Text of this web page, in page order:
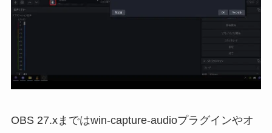
OBS 27.xまではwin-capture-audioプラグインやオ